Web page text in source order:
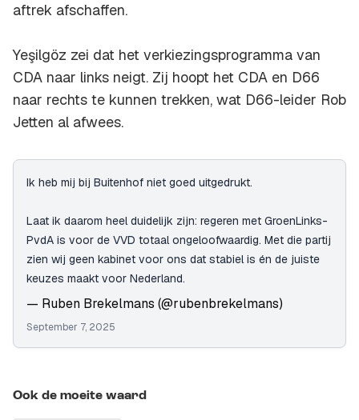
aftrek afschaffen.
Yeşilgöz zei dat het verkiezingsprogramma van
CDA naar links neigt. Zij hoopt het CDA en D66
naar rechts te kunnen trekken, wat D66-leider Rob
Jetten al afwees.
Ik heb mij bij Buitenhof niet goed uitgedrukt.
Laat ik daarom heel duidelijk zijn: regeren met GroenLinks-
PvdA is voor de VVD totaal ongeloofwaardig. Met die partij
zien wij geen kabinet voor ons dat stabiel is én de juiste
keuzes maakt voor Nederland.
— Ruben Brekelmans (@rubenbrekelmans)
September 7, 2025
Ook de moeite waard